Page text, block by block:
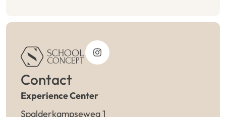
Contact
Experience Center
Spalderkampseweg 1